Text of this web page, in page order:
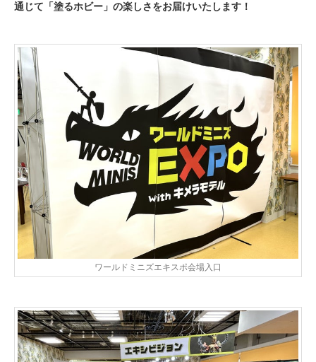
通じて「塗るホビー」の楽しさをお届けいたします！
ワールドミニズエキスポ会場入口